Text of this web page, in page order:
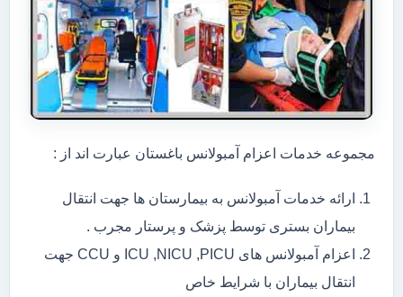
مجموعه خدمات اعزام آمبولانس باغستان عبارت اند از :
ارائه خدمات آمبولانس به بیمارستان ها جهت انتقال
بیماران بستری توسط پزشک و پرستار مجرب .
اعزام آمبولانس های ICU ,NICU ,PICU و CCU جهت
انتقال بیماران با شرایط خاص